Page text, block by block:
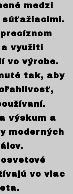
medzi
súťažiacimi.
a využití
vo výrobe.
tak, aby
výskum a
moderných
vo viac